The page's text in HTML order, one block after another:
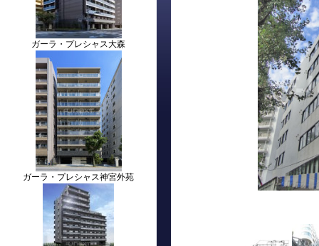
ガーラ・プレシャス大森
ガーラ・プレシャス神宮外苑